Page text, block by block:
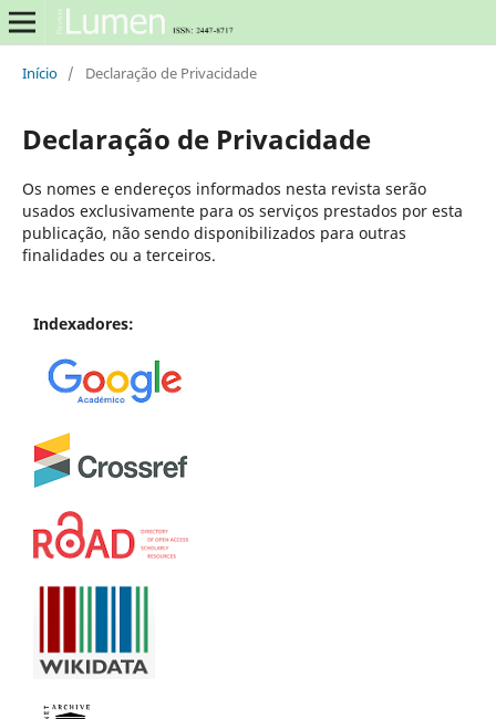
Início / Declaração de Privacidade
Declaração de Privacidade
Os nomes e endereços informados nesta revista serão
usados exclusivamente para os serviços prestados por esta
publicação, não sendo disponibilizados para outras
finalidades ou a terceiros.
Indexadores: